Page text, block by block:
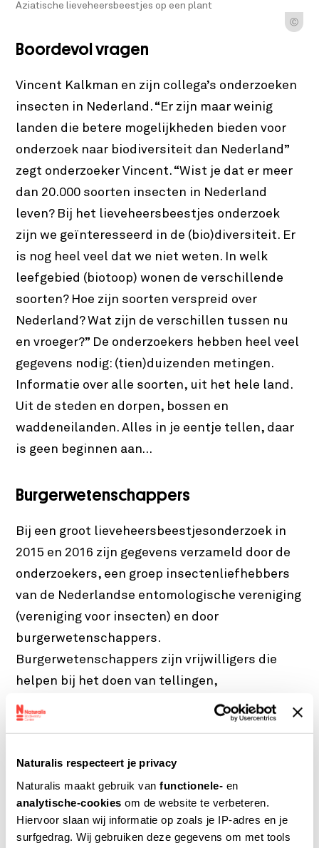
Naturalis respecteert je privacy
Naturalis maakt gebruik van functionele- en
analytische-cookies om de website te verbeteren.
Hiervoor slaan wij informatie op zoals je IP-adres en je
surfgedrag. Wij gebruiken deze gegevens om met tools
Aziatische lieveheersbeestjes op een plant
Ⓒ
Boordevol vragen
Vincent Kalkman en zijn collega’s onderzoeken
insecten in Nederland. “Er zijn maar weinig
landen die betere mogelijkheden bieden voor
onderzoek naar biodiversiteit dan Nederland”
zegt onderzoeker Vincent. “Wist je dat er meer
dan 20.000 soorten insecten in Nederland
leven? Bij het lieveheersbeestjes onderzoek
zijn we geïnteresseerd in de (bio)diversiteit. Er
is nog heel veel dat we niet weten. In welk
leefgebied (biotoop) wonen de verschillende
soorten? Hoe zijn soorten verspreid over
Nederland? Wat zijn de verschillen tussen nu
en vroeger?” De onderzoekers hebben heel veel
gegevens nodig: (tien)duizenden metingen.
Informatie over alle soorten, uit het hele land.
Uit de steden en dorpen, bossen en
waddeneilanden. Alles in je eentje tellen, daar
is geen beginnen aan…
Burgerwetenschappers
Bij een groot lieveheersbeestjesonderzoek in
2015 en 2016 zijn gegevens verzameld door de
onderzoekers, een groep insectenliefhebbers
van de Nederlandse entomologische vereniging
(vereniging voor insecten) en door
burgerwetenschappers.
Burgerwetenschappers zijn vrijwilligers die
helpen bij het doen van tellingen,
waarnemingen en metingen. Iedereen kan een
nieuwsgierige burgerwetenschapper worden.
wetenschappelijke opleiding (universiteit)
nodig. In twee jaar tijd werden 24.000
waarnemingen verzameld via de website
www.waarneming.nl
. Mensen gaven door waar